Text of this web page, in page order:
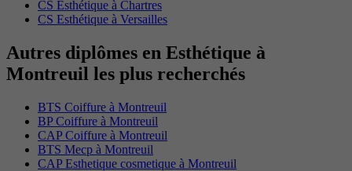
CS Esthétique à Chartres
CS Esthétique à Versailles
Autres diplômes en Esthétique à
Montreuil les plus recherchés
BTS Coiffure à Montreuil
BP Coiffure à Montreuil
CAP Coiffure à Montreuil
BTS Mecp à Montreuil
CAP Esthetique cosmetique à Montreuil